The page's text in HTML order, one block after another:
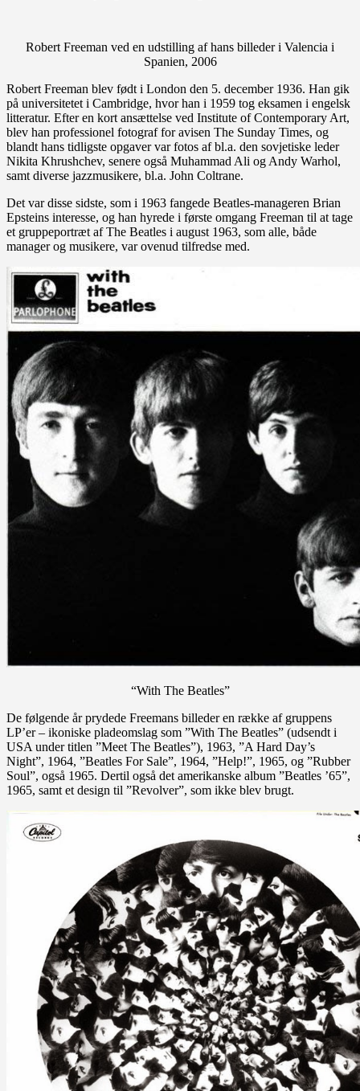
Robert Freeman ved en udstilling af hans billeder i Valencia i
Spanien, 2006
Robert Freeman blev født i London den 5. december 1936. Han gik
på universitetet i Cambridge, hvor han i 1959 tog eksamen i engelsk
litteratur. Efter en kort ansættelse ved Institute of Contemporary Art,
blev han professionel fotograf for avisen The Sunday Times, og
blandt hans tidligste opgaver var fotos af bl.a. den sovjetiske leder
Nikita Khrushchev, senere også Muhammad Ali og Andy Warhol,
samt diverse jazzmusikere, bl.a. John Coltrane.
Det var disse sidste, som i 1963 fangede Beatles-manageren Brian
Epsteins interesse, og han hyrede i første omgang Freeman til at tage
et gruppeportræt af The Beatles i august 1963, som alle, både
manager og musikere, var ovenud tilfredse med.
“With The Beatles”
De følgende år prydede Freemans billeder en række af gruppens
LP’er – ikoniske pladeomslag som ”With The Beatles” (udsendt i
USA under titlen ”Meet The Beatles”), 1963, ”A Hard Day’s
Night”, 1964, ”Beatles For Sale”, 1964, ”Help!”, 1965, og ”Rubber
Soul”, også 1965. Dertil også det amerikanske album ”Beatles ’65”,
1965, samt et design til ”Revolver”, som ikke blev brugt.